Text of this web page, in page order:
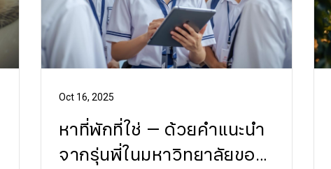
Oct 16, 2025
​​​​​​​หาที่พักที่ใช่ — ด้วยคำแนะนำ
จากรุ่นพี่ในมหาวิทยาลัยของ